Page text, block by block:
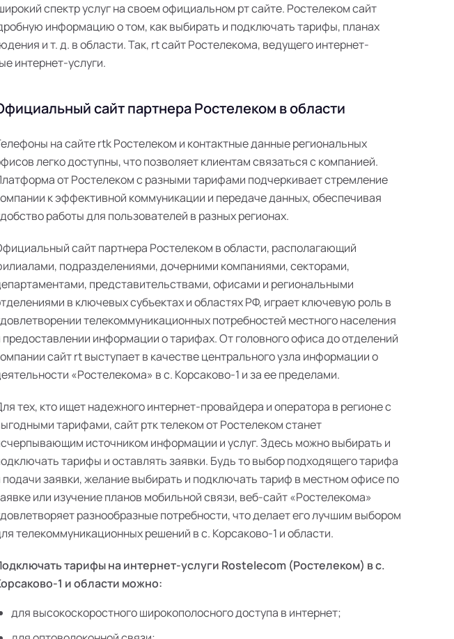
спектр услуг на своем официальном рт сайте. Ростелеком сайт
информацию о том, как выбирать и подключать тарифы, планах
и т. д. в области. Так, rt сайт Ростелекома, ведущего интернет-
интернет-услуги.
сайт партнера Ростелеком в области
на сайте rtk Ростелеком и контактные данные региональных
легко доступны, что позволяет клиентам связаться с компанией.
от Ростелеком с разными тарифами подчеркивает стремление
к эффективной коммуникации и передаче данных, обеспечивая
работы для пользователей в разных регионах.
сайт партнера Ростелеком в области, располагающий
подразделениями, дочерними компаниями, секторами,
представительствами, офисами и региональными
в ключевых субъектах и областях РФ, играет ключевую роль в
телекоммуникационных потребностей местного населения
предоставлении информации о тарифах. От головного офиса до отделений
сайт rt выступает в качестве центрального узла информации о
«Ростелекома» в с. Корсаково-1 и за ее пределами.
тех, кто ищет надежного интернет-провайдера и оператора в регионе с
тарифами, сайт ртк телеком от Ростелеком станет
источником информации и услуг. Здесь можно выбирать и
тарифы и оставлять заявки. Будь то выбор подходящего тарифа
подачи заявки, желание выбирать и подключать тариф в местном офисе по
или изучение планов мобильной связи, веб-сайт «Ростелекома»
разнообразные потребности, что делает его лучшим выбором
телекоммуникационных решений в с. Корсаково-1 и области.
тарифы на интернет-услуги Rostelecom (Ростелеком) в с.
1 и области можно:
для высокоскоростного широкополосного доступа в интернет;